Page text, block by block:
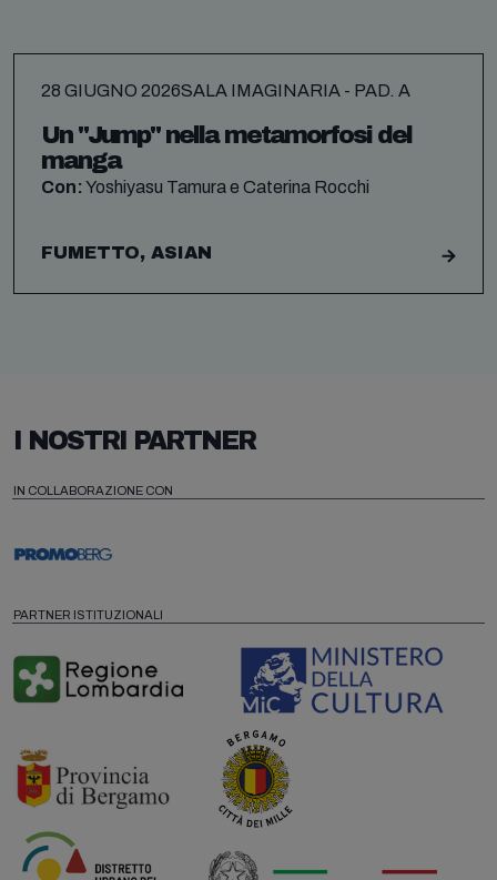
28 GIUGNO 2026SALA IMAGINARIA - PAD. A
Un "Jump" nella metamorfosi del
manga
Con:Yoshiyasu Tamura e Caterina Rocchi
FUMETTO, ASIAN
I NOSTRI PARTNER
IN COLLABORAZIONE CON
PARTNER ISTITUZIONALI